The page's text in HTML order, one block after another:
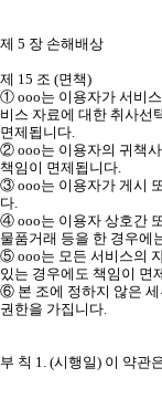
제 5 장 손해배상
제 15 조 (면책)
① ooo는 이용자가 서비
비스 자료에 대한 취사선
면제됩니다.
② ooo는 이용자의 귀책
책임이 면제됩니다.
③ ooo는 이용자가 게시
다.
④ ooo는 이용자 상호간
물품거래 등을 한 경우에
⑤ ooo는 모든 서비스의
있는 경우에도 책임이 면
⑥ 본 조에 정하지 않은 세
권한을 가집니다.
부 칙 1. (시행일) 이 약관